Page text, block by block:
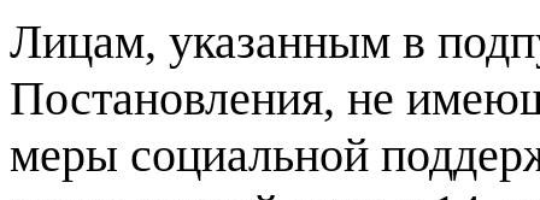
Лицам, указанным в
Постановления, не
меры социальной